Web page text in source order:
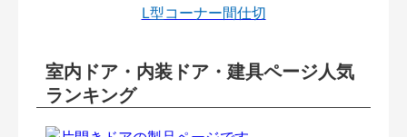
L型コーナー間仕切
室内ドア・内装ドア・建具ページ人気
ランキング